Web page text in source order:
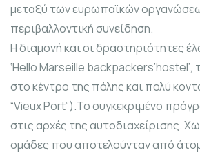
μεταξύ των ευρωπαϊκών
περιβαλλοντική συνείδηση.
Η διαμονή και οι δραστηριότητες
‘Hello Marseille backpackers’hostel’,
στο κέντρο της πόλης και πολύ
“Vieux Port”).Το συγκεκριμένο
στις αρχές της αυτοδιαχείρισης.
ομάδες που αποτελούνταν από